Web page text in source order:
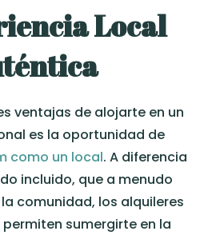
Local
ventajas de alojarte en un
es la oportunidad de
como un local. A diferencia
incluido, que a menudo
comunidad, los alquileres
sumergirte en la